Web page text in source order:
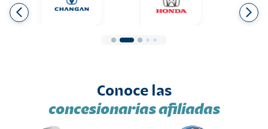
Conoce las
concesionarias afiliadas